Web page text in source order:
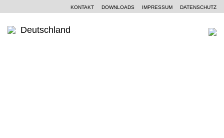
KONTAKT DOWNLOADS IMPRESSUM DATENSCHUTZ
Deutschland